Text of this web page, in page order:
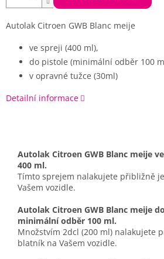
Autolak Citroen GWB Blanc meije
ve spreji (400 ml),
do pistole (minimální odběr 100
v opravné tužce (30ml)
Detailní informace
Autolak Citroen GWB Blanc meije
400 ml.
Tímto sprejem nalakujete přibližně
Vašem vozidle.
Autolak Citroen GWB Blanc meije
minimální odběr 100 ml.
Množstvím 2dcl (200 ml) nalakujete
blatník na Vašem vozidle.